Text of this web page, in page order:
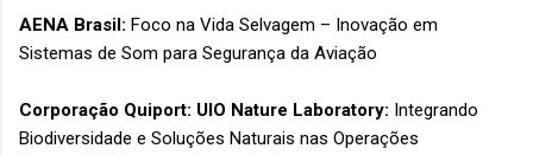
AENA Brasil: Foco na Vida Selvagem – Inovação em
Sistemas de Som para Segurança da Aviação
Corporação Quiport: UIO Nature Laboratory: Integrando
Biodiversidade e Soluções Naturais nas Operações